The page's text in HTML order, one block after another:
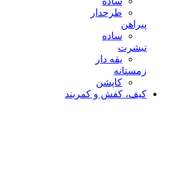
طرحدار
پیراهن
ساده
تیشرت
یقه دار
زمستانه
کاپشن
کیف، کفش و کمربند